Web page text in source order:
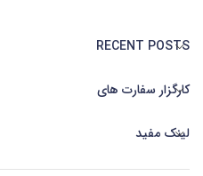
RECENT POSTS
کارگزار سفارت های
لینک مفید